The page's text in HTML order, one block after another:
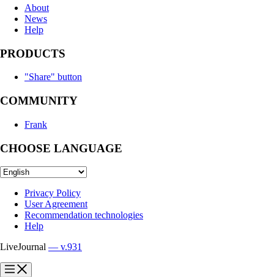
About
News
Help
PRODUCTS
"Share" button
COMMUNITY
Frank
CHOOSE LANGUAGE
Privacy Policy
User Agreement
Recommendation technologies
Help
LiveJournal — v.931
?
?